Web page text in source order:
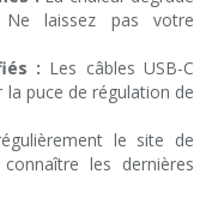
Ne laissez pas votre
: Les câbles USB-C
puce de régulation de
le site de
les dernières